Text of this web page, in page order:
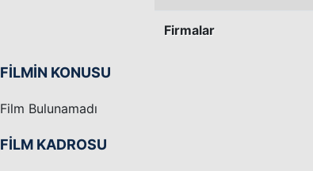
Firmalar
FİLMİN KONUSU
Film Bulunamadı
FİLM KADROSU